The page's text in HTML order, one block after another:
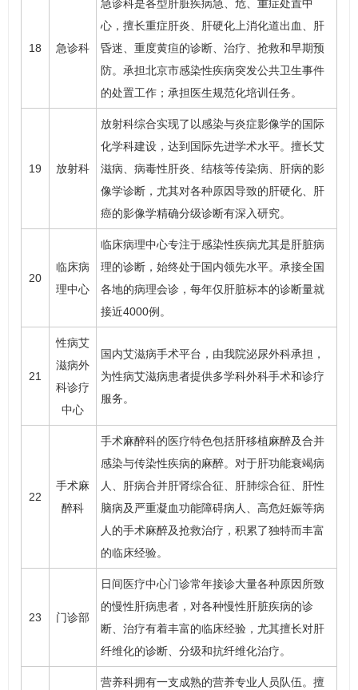
18 急诊科
急诊科是各型肝脏疾病急、危、重症处置中
心，擅长重症肝炎、肝硬化 上消化道出血
、肝
昏迷、重度黄疸的诊断、治疗、抢救和早期预
防。承担北京市感染性疾病突发公共卫生事件
的处置工作；承担医生规范化培训任务。
19 放射科
放射科综合实现了以感染与炎症影像学的国际
化学科建设，达到国际先进学术水平。擅长艾
滋病、病毒性肝炎、结核等传染病、肝病的影
像学诊断，尤其对各种原因导致的肝硬化、肝
癌的影像学精确分级诊断有深入研究。
20
临床病
理中心
临床病理中心专注于感染性疾病尤其是肝脏病
理的诊断，始终处于国内领先水平。承接全国
各地的病理会诊，每年仅肝脏标本的诊断量就
接近4000例。
21
性病艾
滋病外
科诊疗
中心
国内艾滋病手术平台，由我院泌尿外科承担，
为性病艾滋病患者提供多学科外科手术和诊疗
服务。
22
手术麻
醉科
手术麻醉科的医疗特色包括肝移植麻醉及合并
感染与传染性疾病的麻醉。对于肝功能衰竭病
人、肝病合并肝肾综合征、肝肺综合征、肝性
脑病及严重凝血功能障碍病人、高危妊娠等病
人的手术麻醉及抢救治疗，积累了独特而丰富
的临床经验。
23 门诊部
日间医疗中心门诊常年接诊大量各种原因所致
的慢性肝病患者，对各种慢性肝脏疾病的诊
断、治疗有着丰富的临床经验，尤其擅长对肝
纤维化的诊断、分级和抗纤维化治疗。
营养科拥有一支成熟的营养专业人员队伍。擅